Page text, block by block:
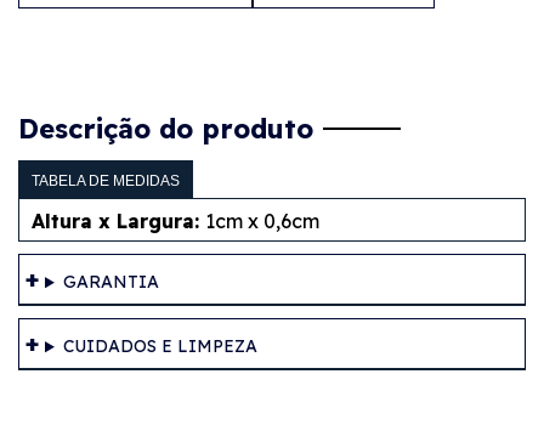
Descrição do produto
TABELA DE MEDIDAS
Altura x Largura: 1cm x 0,6cm
GARANTIA
CUIDADOS E LIMPEZA